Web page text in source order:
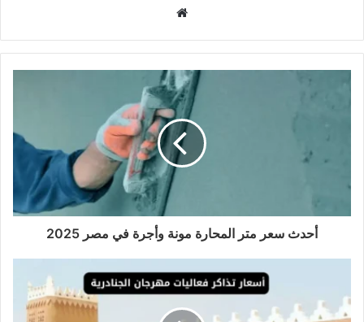
أحدث سعر متر المحارة مونة وأجرة في مصر 2025